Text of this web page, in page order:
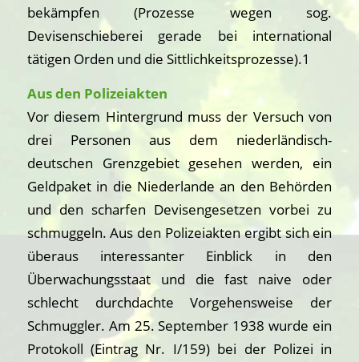
bekämpfen (Prozesse wegen sog.
Devisenschieberei gerade bei international
tätigen Orden und die Sittlichkeitsprozesse).1
Aus den Polizeiakten
Vor diesem Hintergrund muss der Versuch von
drei Personen aus dem niederländisch-
deutschen Grenzgebiet gesehen werden, ein
Geldpaket in die Niederlande an den Behörden
und den scharfen Devisengesetzen vorbei zu
schmuggeln. Aus den Polizeiakten ergibt sich ein
überaus interessanter Einblick in den
Überwachungsstaat und die fast naive oder
schlecht durchdachte Vorgehensweise der
Schmuggler. Am 25. September 1938 wurde ein
Protokoll (Eintrag Nr. I/159) bei der Polizei in